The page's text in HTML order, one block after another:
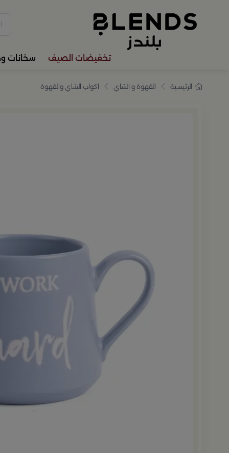
تسوّق من بلندز تشكيلة تضم
تخفيضات الصيف سخانات
الرئيسية القهوة و الشاي اكواب الشاي والقهوة